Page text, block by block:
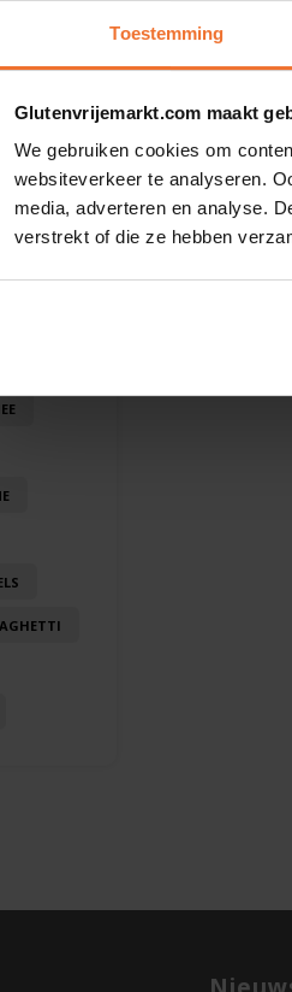
Toestemming
Glutenvrijemarkt.com maakt
We gebruiken cookies om
websiteverkeer te analyseren.
media, adverteren en analyse.
verstrekt of die ze hebben
BLOEM
CAKE
KOEK